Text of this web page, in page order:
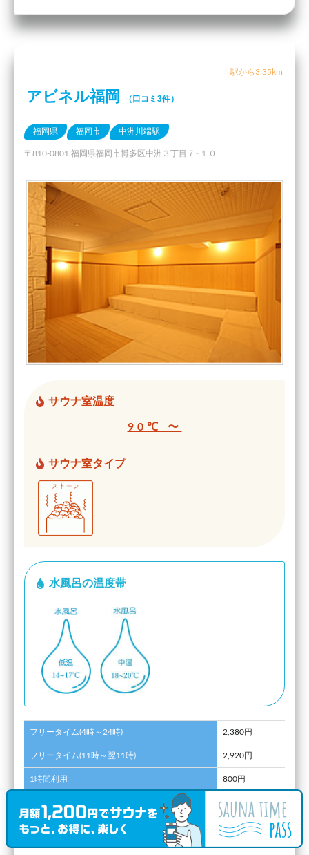
駅から3.35km
アビネル福岡 （口コミ3件）
福岡県 福岡市 中洲川端駅
〒810-0801 福岡県福岡市博多区中洲３丁目７−１０
サウナ室温度
90℃ 〜
サウナ室タイプ
水風呂の温度帯
フリータイム(4時～24時) 2,380円
フリータイム(11時～翌11時) 2,920円
1時間利用 800円
1,290円
3時間利用 1,550円